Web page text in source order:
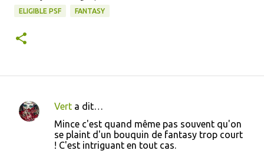
ELIGIBLE PSF FANTASY
C
Vert a dit…
Mince c'est quand même pas souvent qu'on
se plaint d'un bouquin de fantasy trop court
! C'est intriguant en tout cas.